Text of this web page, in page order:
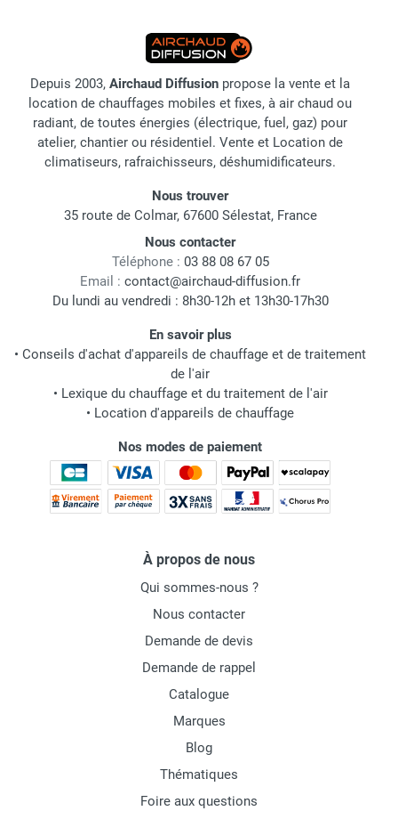
Depuis 2003, Airchaud Diffusion propose la vente et la
location de chauffages mobiles et fixes, à air chaud ou
radiant, de toutes énergies (électrique, fuel, gaz) pour
atelier, chantier ou résidentiel. Vente et Location de
climatiseurs, rafraichisseurs, déshumidificateurs.
Nous trouver
35 route de Colmar, 67600 Sélestat, France
Nous contacter
Téléphone : 03 88 08 67 05
Email : contact@airchaud-diffusion.fr
Du lundi au vendredi : 8h30-12h et 13h30-17h30
En savoir plus
• Conseils d'achat d'appareils de chauffage et de traitement
de l'air
• Lexique du chauffage et du traitement de l'air
• Location d'appareils de chauffage
Nos modes de paiement
À propos de nous
Qui sommes-nous ?
Nous contacter
Demande de devis
Demande de rappel
Catalogue
Marques
Blog
Thématiques
Foire aux questions